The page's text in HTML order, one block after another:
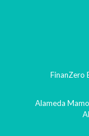
FinanZero
Alameda